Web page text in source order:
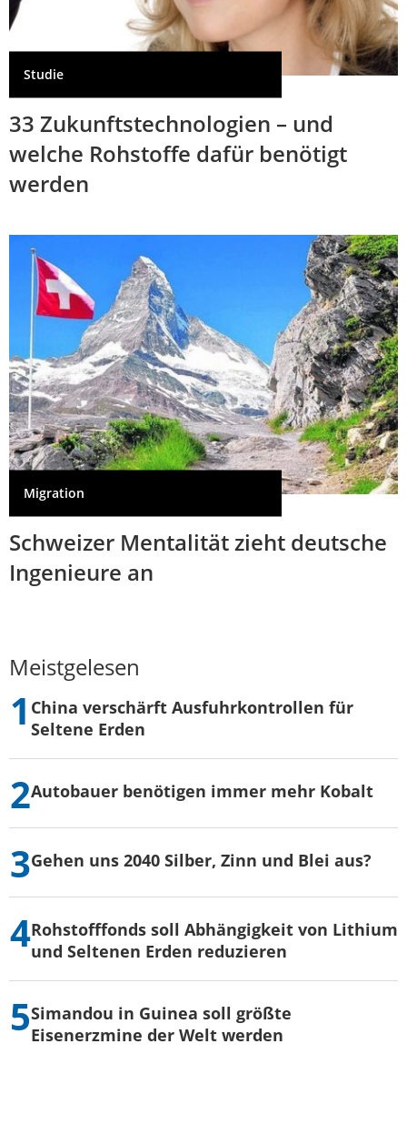
Studie
33 Zukunftstechnologien – und
welche Rohstoffe dafür benötigt
werden
Migration
Schweizer Mentalität zieht deutsche
Ingenieure an
Meistgelesen
China verschärft Ausfuhrkontrollen für
Seltene Erden
Autobauer benötigen immer mehr Kobalt
Gehen uns 2040 Silber, Zinn und Blei aus?
Rohstofffonds soll Abhängigkeit von Lithium
und Seltenen Erden reduzieren
Simandou in Guinea soll größte
Eisenerzmine der Welt werden